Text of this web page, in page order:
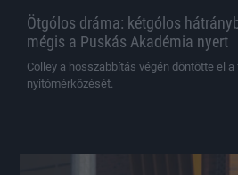
Ötgólos dráma: kétgólos
mégis a Puskás Akadémia nyert
Colley a hosszabbítás végén döntötte el
nyitómérkőzését.